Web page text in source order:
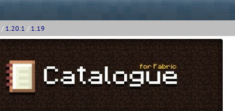
/ 1.20.1 / 1.19